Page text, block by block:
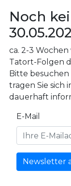
Noch
ca. 2-3
Tatort-Folgen
Bitte besuchen
tragen Sie sich
dauerhaft
E-Mail
Newsletter